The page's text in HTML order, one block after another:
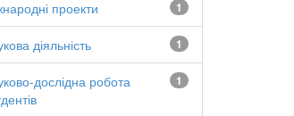
1
проекти
1
діяльність
1
дослідна робота